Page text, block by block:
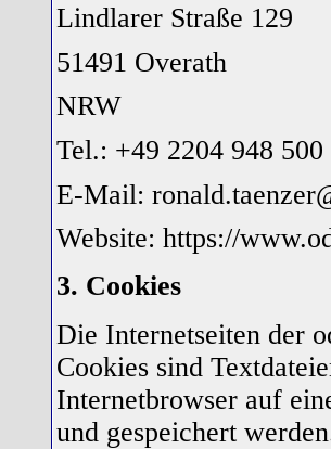
Lindlarer Straße 129
51491 Overath
NRW
Tel.: +49 2204 948 500
E-Mail:
Website: https://
3. Cookies
Die Internetseiten der
Cookies sind
Internetbrowser auf
und gespeichert